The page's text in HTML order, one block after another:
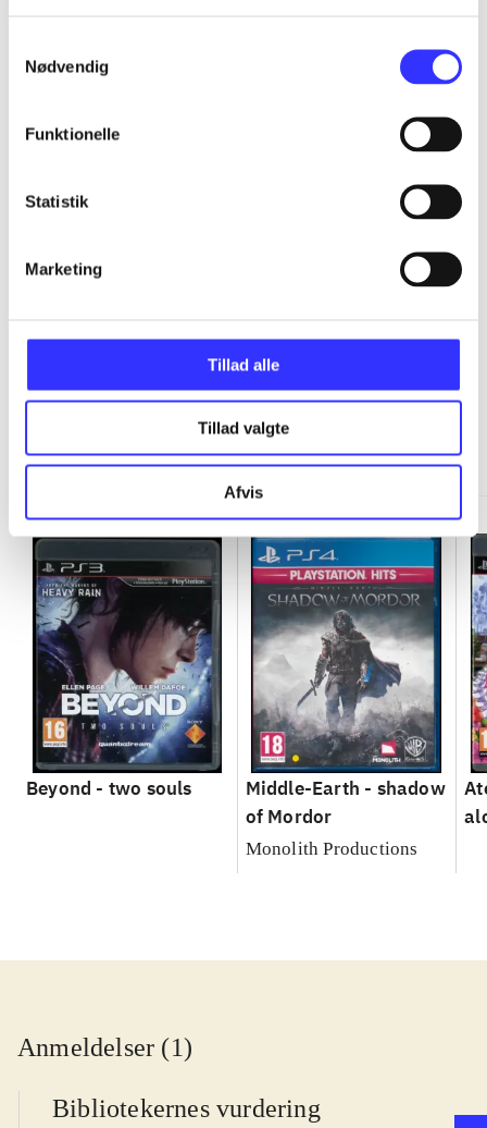
Nødvendig
Funktionelle
Statistik
Marketing
Tillad alle
Tillad valgte
Afvis
...
...
...
...
Beyond - two souls
Middle-Earth - shadow
of Mordor
Monolith Productions
Anmeldelser (1)
Bibliotekernes vurdering